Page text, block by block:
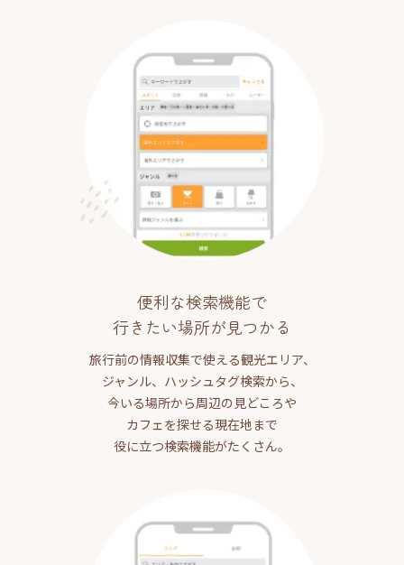
便利な検索機能で
行きたい場所が見つかる
旅行前の情報収集で使える観光エリア、
ジャンル、ハッシュタグ検索から、
今いる場所から周辺の見どころや
カフェを探せる現在地まで
役に立つ検索機能がたくさん。